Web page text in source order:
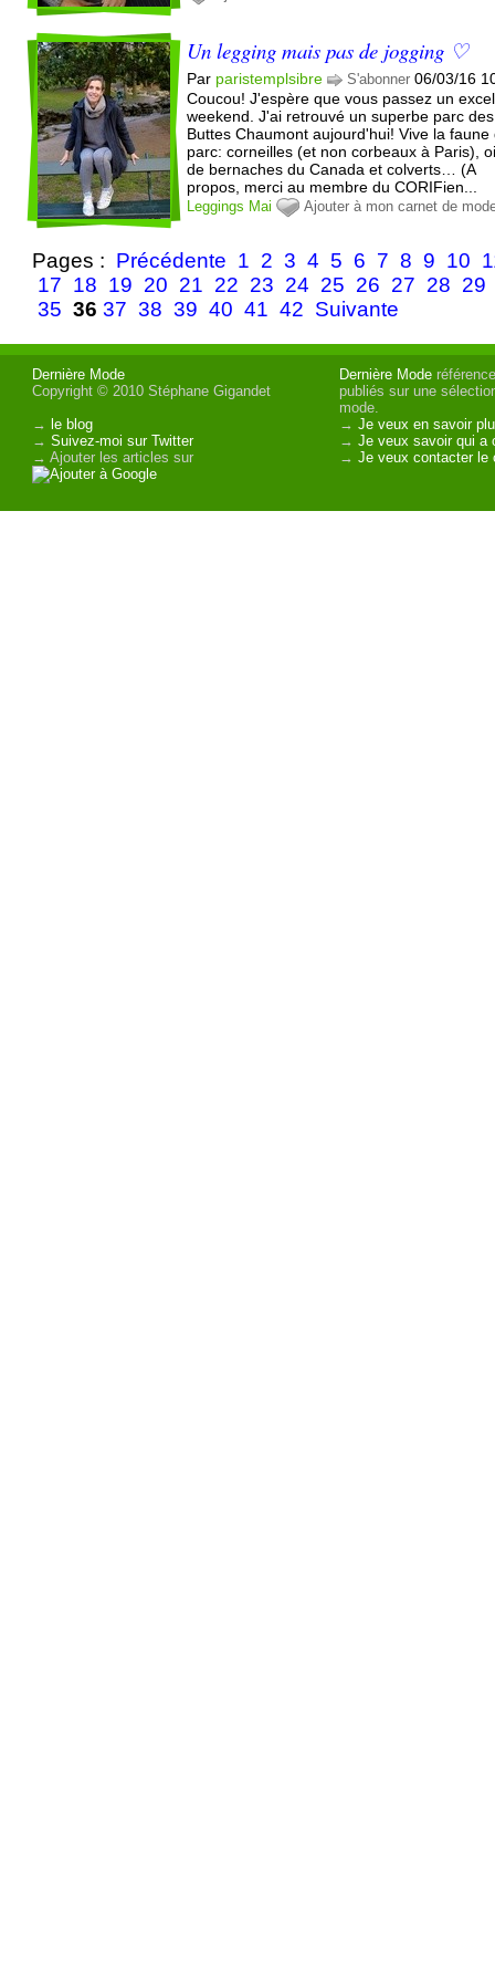
Un legging mais pas de jogging ♡
Par paristemplsibre S'abonner 06/03/16
Coucou! J'espère que vous passez un
weekend. J'ai retrouvé un superbe parc des
Buttes Chaumont aujourd'hui! Vive la faune
parc: corneilles (et non corbeaux à Paris),
de bernaches du Canada et colverts… (A
propos, merci au membre du CORIFien...
Leggings Mai Ajouter à mon carnet de
Pages : Précédente 1 2 3 4 5 6 7 8 9 10
17 18 19 20 21 22 23 24 25 26 27 28 29
35 36 37 38 39 40 41 42 Suivante
Dernière Mode
Copyright © 2010 Stéphane Gigandet
→le blog
→Suivez-moi sur Twitter
→ Ajouter les articles sur
Dernière Mode
publiés sur une
mode.
→Je veux en savoir
→Je veux savoir qui a
→Je veux contacter le